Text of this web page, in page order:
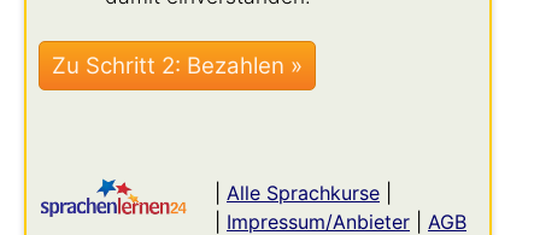
Alle Sprachkurse
Impressum/Anbieter
AGB